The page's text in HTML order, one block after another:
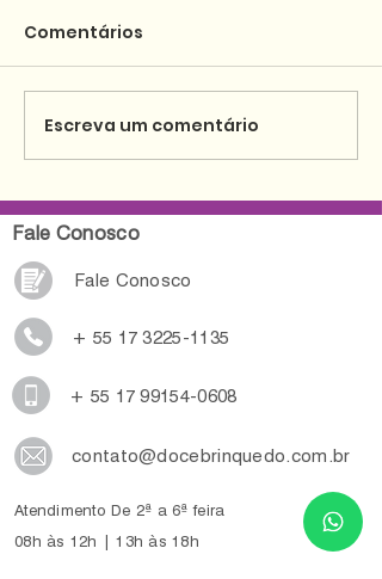
Comentários
Escreva um comentário
Fale Conosco
Fale Conosco
+ 55 17 3225-1135
+ 55 17 99154-0608
contato@docebrinquedo.com.br
Atendimento De 2ª a 6ª feira
08h às 12h | 13h às 18h